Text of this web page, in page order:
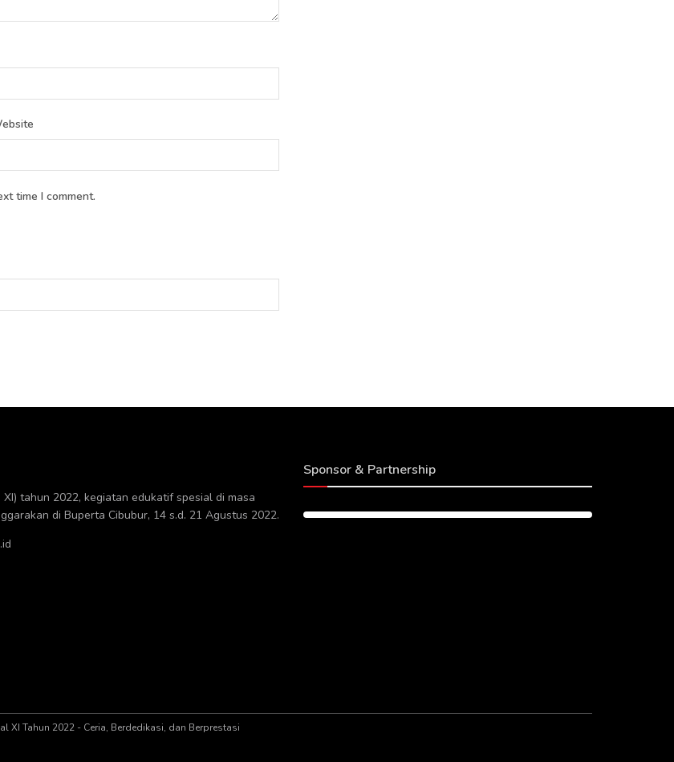
time I comment.
XI) tahun 2022, kegiatan edukatif spesial di masa
di Buperta Cibubur, 14 s.d. 21 Agustus 2022.
Sponsor & Partnership
XI Tahun 2022 - Ceria, Berdedikasi, dan Berprestasi